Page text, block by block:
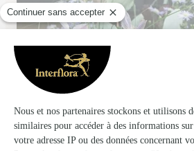
La Bouquetiere
Cremieu
★
25-27, rue du Lieutenant-Colonel Bel